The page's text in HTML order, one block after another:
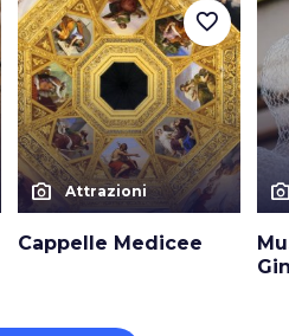
photo_camera Attrazioni
Cappelle Medicee
favorite_border